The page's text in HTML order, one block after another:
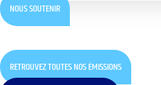
NOUS SOUTENIR
RETROUVEZ TOUTES NOS ÉMISSIONS